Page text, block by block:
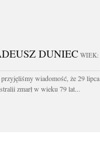
DUNIEC WIEK:
wiadomość, że 29 lipca
zmarł w wieku 79 lat...